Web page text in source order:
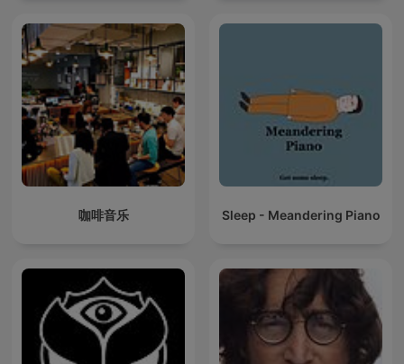
咖啡音乐 Sleep - Meandering Piano